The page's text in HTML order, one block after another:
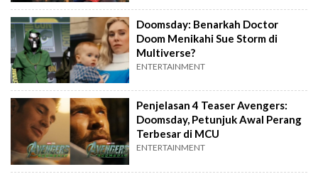
Doomsday: Benarkah Doctor
Doom Menikahi Sue Storm di
Multiverse?
ENTERTAINMENT
Penjelasan 4 Teaser Avengers:
Doomsday, Petunjuk Awal Perang
Terbesar di MCU
ENTERTAINMENT